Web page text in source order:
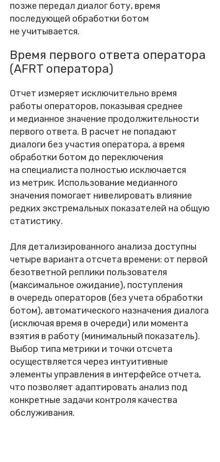
позже передал диалог боту, время
последующей обработки ботом
не учитывается.
Время первого ответа оператора
(AFRT оператора)
Отчет измеряет исключительно время
работы операторов, показывая среднее
и медианное значение продолжительности
первого ответа. В расчет не попадают
диалоги без участия оператора, а время
обработки ботом до переключения
на специалиста полностью исключается
из метрик. Использование медианного
значения помогает нивелировать влияние
редких экстремальных показателей на общую
статистику.
Для детализированного анализа доступны
четыре варианта отсчета времени: от первой
безответной реплики пользователя
(максимальное ожидание), поступления
в очередь операторов (без учета обработки
ботом), автоматического назначения диалога
(исключая время в очереди) или момента
взятия в работу (минимальный показатель).
Выбор типа метрики и точки отсчета
осуществляется через интуитивные
элементы управления в интерфейсе отчета,
что позволяет адаптировать анализ под
конкретные задачи контроля качества
обслуживания.